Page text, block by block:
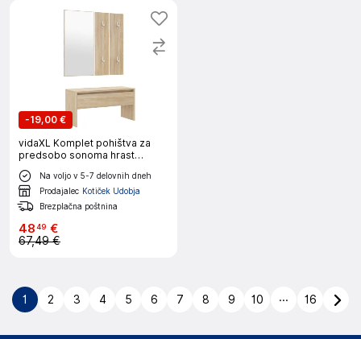
-19,00 €
vidaXL Komplet pohištva za
predsobo sonoma hrast
inženirski les
Na voljo v 5-7 delovnih dneh
Prodajalec Kotiček Udobja
Brezplačna poštnina
4849 €
67,49 €
1 2 3 4 5 6 7 8 9 10 ... 16